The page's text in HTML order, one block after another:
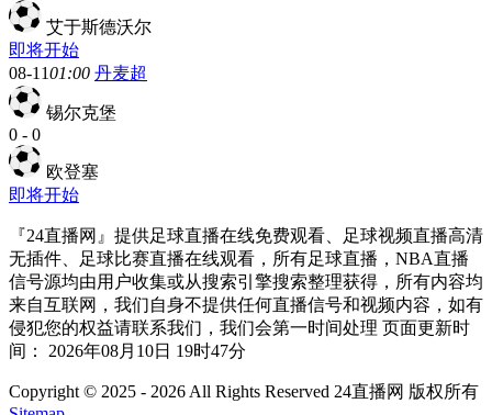
艾于斯德沃尔
即将开始
08-1101:00 丹麦超
锡尔克堡
0 - 0
欧登塞
即将开始
『24直播网』提供足球直播在线免费观看、足球视频直播高清
无插件、足球比赛直播在线观看，所有足球直播，NBA直播
信号源均由用户收集或从搜索引擎搜索整理获得，所有内容均
来自互联网，我们自身不提供任何直播信号和视频内容，如有
侵犯您的权益请联系我们，我们会第一时间处理 页面更新时
间： 2026年08月10日 19时47分
Copyright © 2025 - 2026 All Rights Reserved 24直播网 版权所有